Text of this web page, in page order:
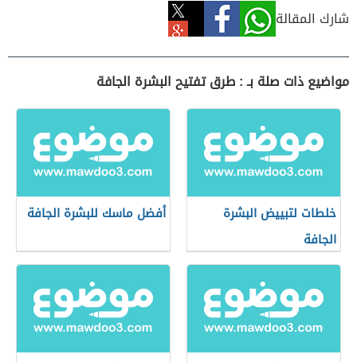
شارك المقالة
مواضيع ذات صلة بـ : طرق تفتيح البشرة الجافة
خلطات لتبييض البشرة
الجافة
أفضل ماسك للبشرة الجافة